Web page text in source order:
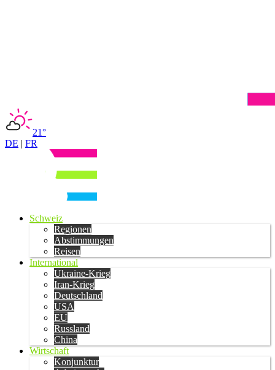
21°
DE | FR
Schweiz
Regionen
Abstimmungen
Reisen
International
Ukraine-Krieg
Iran-Krieg
Deutschland
USA
EU
Russland
China
Wirtschaft
Konjunktur